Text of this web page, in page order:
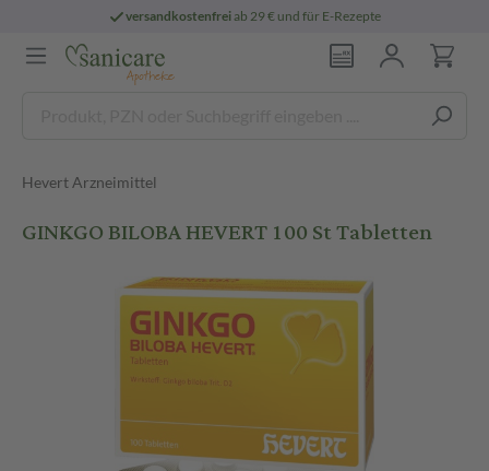
versandkostenfreiab 29 € und für E-Rezepte
Hevert Arzneimittel
GINKGO BILOBA HEVERT 100 St Tabletten